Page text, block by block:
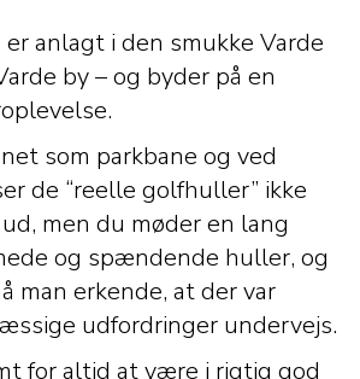
anlagt i den smukke Varde
by – og byder på en
som parkbane og ved
de “reelle golfhuller” ikke
men du møder en lang
og spændende huller, og
man erkende, at der var
udfordringer undervejs.
for altid at være i rigtig god